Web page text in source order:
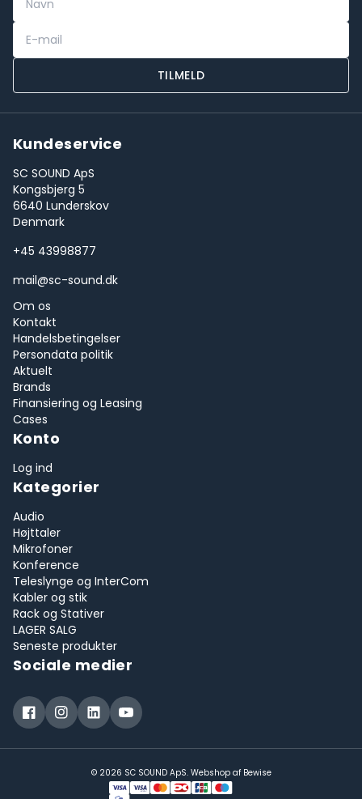
TILMELD
Kundeservice
SC SOUND ApS
Kongsbjerg 5
6640 Lunderskov
Denmark
+45 43998877
mail@sc-sound.dk
Om os
Kontakt
Handelsbetingelser
Persondata politik
Aktuelt
Brands
Finansiering og Leasing
Cases
Konto
Log ind
Kategorier
Audio
Højttaler
Mikrofoner
Konference
Teleslynge og InterCom
Kabler og stik
Rack og Stativer
LAGER SALG
Seneste produkter
Sociale medier
© 2026 SC SOUND ApS. Webshop af Bewise